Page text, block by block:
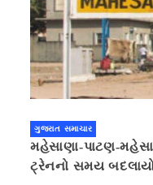
ગુજરાત સમાચાર
મહેસાણા-પાટણ-
ટ્રેનનો સમય